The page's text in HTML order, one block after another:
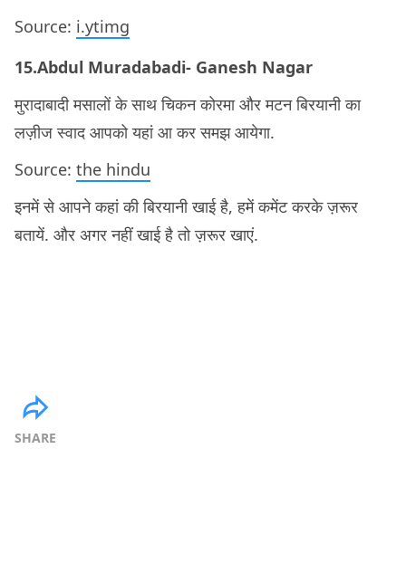
Source: i.ytimg
15.Abdul Muradabadi- Ganesh Nagar
मुरादाबादी मसालों के साथ चिकन कोरमा और मटन बिरयानी का
लज़ीज स्वाद आपको यहां आ कर समझ आयेगा.
Source: the hindu
इनमें से आपने कहां की बिरयानी खाई है, हमें कमेंट करके ज़रूर
बतायें. और अगर नहीं खाई है तो ज़रूर खाएं.
SHARE